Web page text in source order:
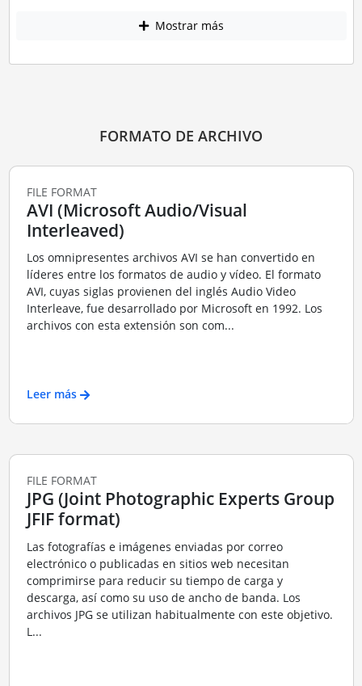
Mostrar más
FORMATO DE ARCHIVO
FILE FORMAT
AVI (Microsoft Audio/Visual
Interleaved)
Los omnipresentes archivos AVI se han convertido en
líderes entre los formatos de audio y vídeo. El formato
AVI, cuyas siglas provienen del inglés Audio Video
Interleave, fue desarrollado por Microsoft en 1992. Los
archivos con esta extensión son com...
Leer más
FILE FORMAT
JPG (Joint Photographic Experts Group
JFIF format)
Las fotografías e imágenes enviadas por correo
electrónico o publicadas en sitios web necesitan
comprimirse para reducir su tiempo de carga y
descarga, así como su uso de ancho de banda. Los
archivos JPG se utilizan habitualmente con este objetivo.
L...